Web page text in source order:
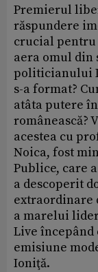
Premierul
răspundere
crucial pentru
aera omul din
politicianului
s-a format?
atâta putere
românească?
acestea cu
Noica, fost
Publice, care
a descoperit
extraordinare
a marelui
Live începând
emisiune
Ioniţă.